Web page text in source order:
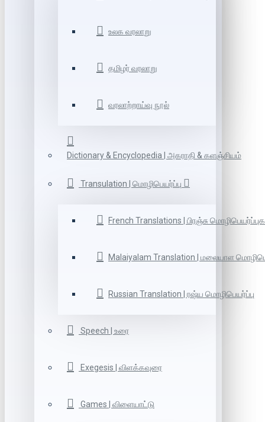
உலக வரலாறு
தமிழர் வரலாறு
வரலாற்றாய்வு நூல்
Dictionary & Encyclopedia | அகராதி & களஞ்சியம்
Transulation | மொழிபெயர்ப்பு
French Translations | பிரஞ்சு
Malaiyalam Translation | மலையாள
Russian Translation | ரஷ்ய மொழிபெயர்ப்பு
Speech | உரை
Exegesis | விளக்கவுரை
Games | விளையாட்டு